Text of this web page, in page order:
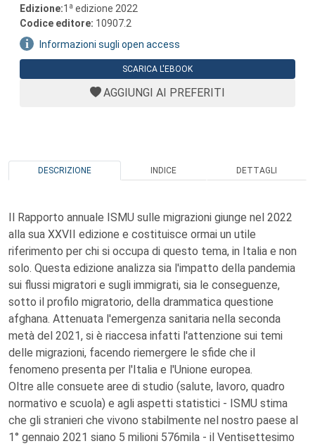
Edizione:1 a edizione 2022
Codice editore: 10907.2
Informazioni sugli open access
SCARICA L'EBOOK
AGGIUNGI AI PREFERITI
DESCRIZIONE INDICE DETTAGLI
Il Rapporto annuale ISMU sulle migrazioni giunge nel 2022
alla sua XXVII edizione e costituisce ormai un utile
riferimento per chi si occupa di questo tema, in Italia e non
solo. Questa edizione analizza sia l'impatto della pandemia
sui flussi migratori e sugli immigrati, sia le conseguenze,
sotto il profilo migratorio, della drammatica questione
afghana. Attenuata l'emergenza sanitaria nella seconda
metà del 2021, si è riaccesa infatti l'attenzione sui temi
delle migrazioni, facendo riemergere le sfide che il
fenomeno presenta per l'Italia e l'Unione europea.
Oltre alle consuete aree di studio (salute, lavoro, quadro
normativo e scuola) e agli aspetti statistici - ISMU stima
che gli stranieri che vivono stabilmente nel nostro paese al
1° gennaio 2021 siano 5 milioni 576mila - il Ventisettesimo